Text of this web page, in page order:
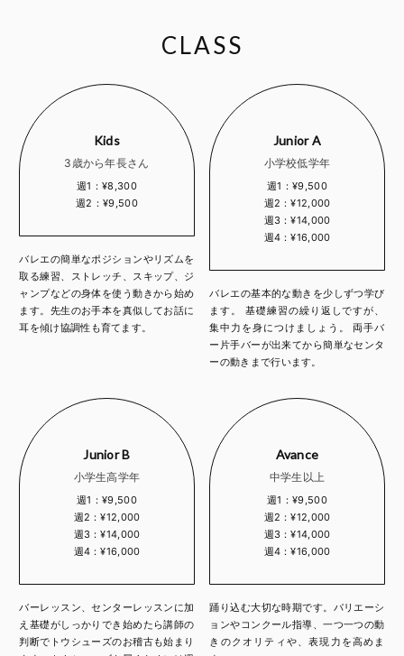
CLASS
Kids
3歳から年長さん
週1：¥8,300
週2：¥9,500
バレエの簡単なポジションやリズムを
取る練習、ストレッチ、スキップ、ジ
ャンプなどの身体を使う動きから始め
ます。先生のお手本を真似してお話に
耳を傾け協調性も育てます。
Junior A
小学校低学年
週1：¥9,500
週2：¥12,000
週3：¥14,000
週4：¥16,000
バレエの基本的な動きを少しずつ学び
ます。 基礎練習の繰り返しですが、
集中力を身につけましょう。 両手バ
ー片手バーが出来てから簡単なセンタ
ーの動きまで行います。
Junior B
小学生高学年
週1：¥9,500
週2：¥12,000
週3：¥14,000
週4：¥16,000
バーレッスン、センターレッスンに加
え基礎がしっかりでき始めたら講師の
判断でトウシューズのお稽古も始まり
Avance
中学生以上
週1：¥9,500
週2：¥12,000
週3：¥14,000
週4：¥16,000
踊り込む大切な時期です。バリエーシ
ョンやコンクール指導、一つ一つの動
きのクオリティや、表現力を高めま